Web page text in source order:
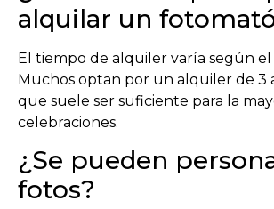
alquilar un
El tiempo de alquiler varía según el
Muchos optan por un alquiler de 3
que suele ser suficiente para la
celebraciones.
¿Se pueden
fotos?